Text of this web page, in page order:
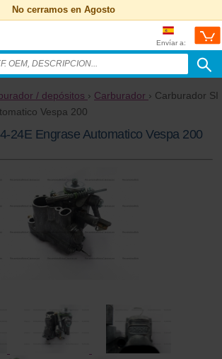
No cerramos en Agosto
Envíar a:
/ depósitos › Carburador › Carburador SI
Vespa 200
24E Engrase Automatico Vespa 200